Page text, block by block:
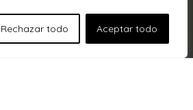
Rechazar todo Aceptar todo